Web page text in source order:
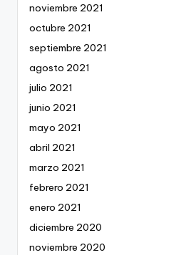
noviembre 2021
octubre 2021
septiembre 2021
agosto 2021
julio 2021
junio 2021
mayo 2021
abril 2021
marzo 2021
febrero 2021
enero 2021
diciembre 2020
noviembre 2020